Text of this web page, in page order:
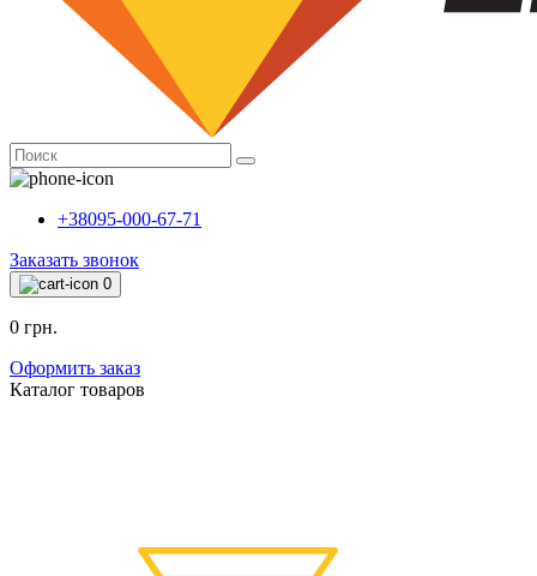
+38095-000-67-71
Заказать звонок
0
0 грн.
Оформить заказ
Каталог товаров